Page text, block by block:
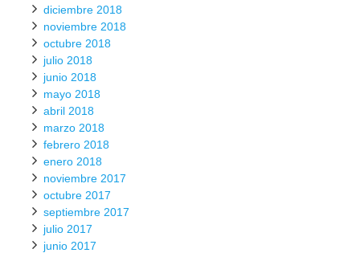
diciembre 2018
noviembre 2018
octubre 2018
julio 2018
junio 2018
mayo 2018
abril 2018
marzo 2018
febrero 2018
enero 2018
noviembre 2017
octubre 2017
septiembre 2017
julio 2017
junio 2017